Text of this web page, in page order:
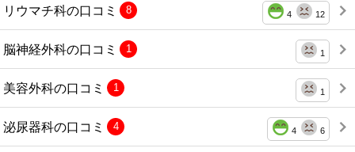
リウマチ科の口コミ 4 12
8
脳神経外科の口コミ 1
1
美容外科の口コミ 1
1
泌尿器科の口コミ 4 6
4